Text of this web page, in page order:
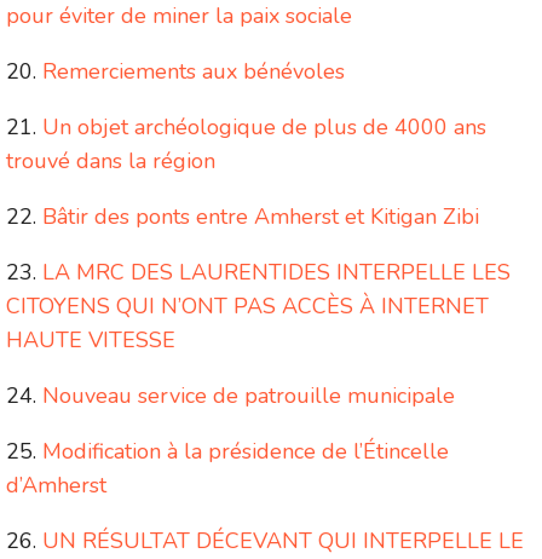
pour éviter de miner la paix sociale
Remerciements aux bénévoles
Un objet archéologique de plus de 4000 ans
trouvé dans la région
Bâtir des ponts entre Amherst et Kitigan Zibi
LA MRC DES LAURENTIDES INTERPELLE LES
CITOYENS QUI N’ONT PAS ACCÈS À INTERNET
HAUTE VITESSE
Nouveau service de patrouille municipale
Modification à la présidence de l’Étincelle
d’Amherst
UN RÉSULTAT DÉCEVANT QUI INTERPELLE LE